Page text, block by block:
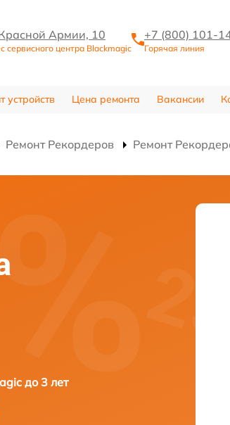
Армии, 10
сервисного центра Blackmagic
+7 (800) 101-
Горячая линия
устройств Цена ремонта Вакансии
Ремонт Рекордеров Ремонт
до 3 лет